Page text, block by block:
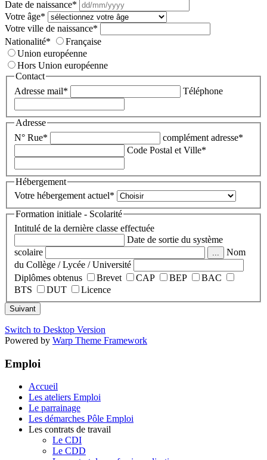
Date de naissance*
Votre âge*
Votre ville de naissance*
Nationalité*
Française
Union européenne
Hors Union européenne
Contact
Adresse mail* Téléphone
Adresse
N° Rue* complément adresse*
Code Postal et Ville*
Hébergement
Votre hébergement actuel*
Formation initiale - Scolarité
Intitulé de la dernière classe effectuée
Date de sortie du système
scolaire
Nom
du Collège / Lycée / Université
Diplômes obtenus
Brevet CAP BEP
BAC
BTS
DUT Licence
Suivant
Switch to Desktop Version
Powered by Warp Theme Framework
Emploi
Accueil
Les ateliers Emploi
Le parrainage
Les démarches Pôle Emploi
Les contrats de travail
Le CDI
Le CDD